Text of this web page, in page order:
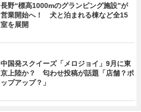
長野“標高1000mのグランピング施設”が
営業開始へ！ 犬と泊まれる棟など全15
室を展開
中国発スクイーズ「メロジョイ」9月に東
京上陸か？ 匂わせ投稿が話題「店舗？ポ
ップアップ？」